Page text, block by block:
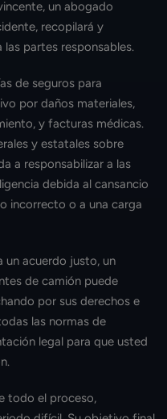
un abogado
recopilará y
partes responsables.
de seguros para
por daños materiales,
y facturas médicas.
y estatales sobre
a responsabilizar a las
debida al cansancio
incorrecto o a una carga
un acuerdo justo, un
de camión puede
por sus derechos e
las normas de
legal para que usted
todo el proceso,